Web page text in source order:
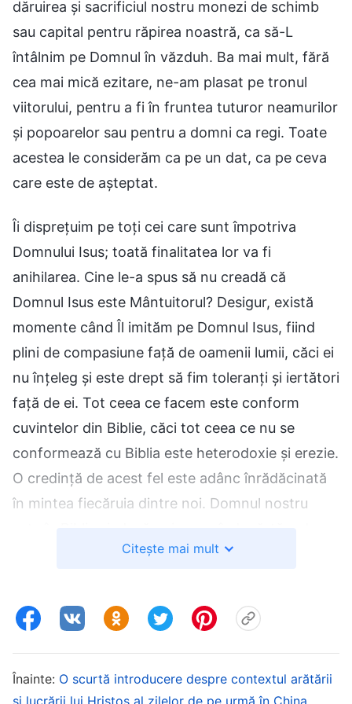
dăruirea și sacrificiul nostru monezi de schimb
sau capital pentru răpirea noastră, ca să-L
întâlnim pe Domnul în văzduh. Ba mai mult, fără
cea mai mică ezitare, ne-am plasat pe tronul
viitorului, pentru a fi în fruntea tuturor neamurilor
și popoarelor sau pentru a domni ca regi. Toate
acestea le considerăm ca pe un dat, ca pe ceva
care este de așteptat.
Îi disprețuim pe toți cei care sunt împotriva
Domnului Isus; toată finalitatea lor va fi
anihilarea. Cine le-a spus să nu creadă că
Domnul Isus este Mântuitorul? Desigur, există
momente când Îl imităm pe Domnul Isus, fiind
plini de compasiune față de oamenii lumii, căci ei
nu înțeleg și este drept să fim toleranți și iertători
față de ei. Tot ceea ce facem este conform
cuvintelor din Biblie, căci tot ceea ce nu se
conformează cu Biblia este heterodoxie și erezie.
O credință de acest fel este adânc înrădăcinată
în mintea fiecăruia dintre noi. Domnul nostru
Biblie, nu ne vom îndepărta de Domnul; dacă
mântuirea. Ne îmboldim unul pe celălalt, fiecare
susținându-l pe celălalt și, de fiecare dată când
ne adunăm, sperăm că tot ceea ce spunem și
facem este în conformitate cu intențiile Domnului
Citește mai mult
Înainte: O scurtă introducere despre contextul arătării
și lucrării lui Hristos al zilelor de pe urmă în China